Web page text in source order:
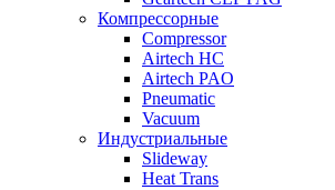
Компрессорные
Compressor
Airtech HC
Airtech PAO
Pneumatic
Vacuum
Индустриальные
Slideway
Heat Trans